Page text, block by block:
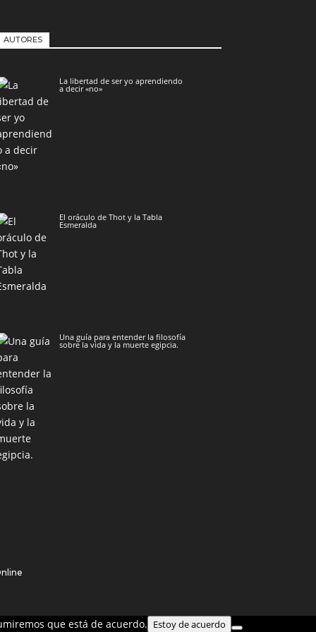
AUTORES
La libertad de ser yo aprendiendo
a decir «no»
El oráculo de Thot y la Tabla
Esmeralda
Una guía para entender la filosofía
sobre la vida y la muerte egipcia.
que está de acuerdo. Estoy de acuerdo